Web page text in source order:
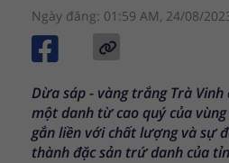
Ngày đăng: 01:59 AM, 24/08/
Dừa sáp - vàng trắng Trà
một danh từ cao quý của
gắn liền với chất lượng và sự
thành đặc sản trứ danh của